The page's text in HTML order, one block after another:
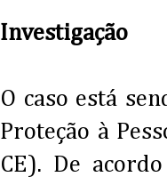
Investigação
O caso está
Proteção à
CE). De